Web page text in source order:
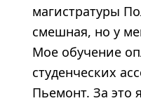
магистратуры
смешная, но у
Мое обучение
студенческих
Пьемонт. За это